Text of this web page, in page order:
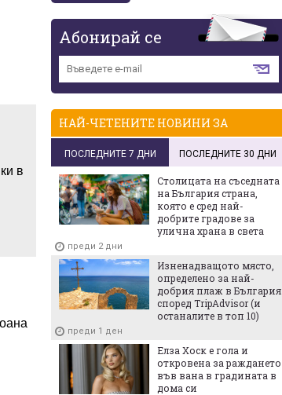
в
Абонирай се
НАЙ-ЧЕТЕНИТЕ НОВИНИ ЗА
ПОСЛЕДНИТЕ 7 ДНИ ПОСЛЕДНИТЕ 30 ДНИ
Столицата на съседната
на България страна,
която е сред най-
добрите градове за
улична храна в света
преди 2 дни
Изненадващото място,
определено за най-
добрия плаж в България
според TripAdvisor (и
останалите в топ 10)
преди 1 ден
Елза Хоск е гола и
откровена за раждането
във вана в градината в
дома си